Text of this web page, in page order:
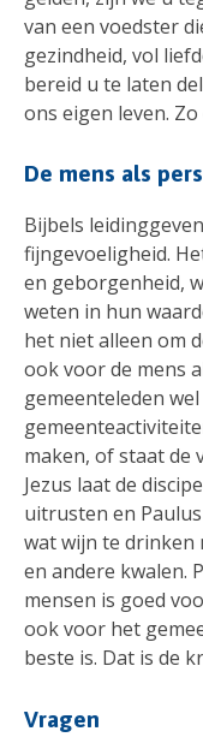
van een voedster
gezindheid, vol
bereid u te laten
ons eigen leven.
De mens als
Bijbels
fijngevoeligheid.
en geborgenheid,
weten in hun
het niet alleen om
ook voor de mens
gemeenteleden
maken, of staat de
Jezus laat de
uitrusten en
wat wijn te drinken
en andere kwalen.
mensen is goed
ook voor het
beste is. Dat is de
Vragen